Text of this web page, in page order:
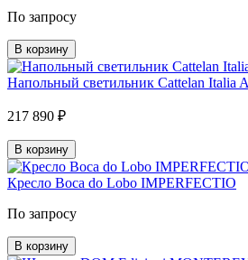
По запросу
В корзину
Напольный светильник Cattelan Italia
217 890 ₽
В корзину
Кресло Boca do Lobo IMPERFECTIO
По запросу
В корзину